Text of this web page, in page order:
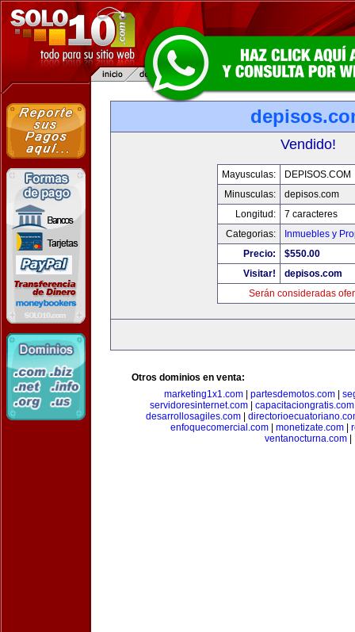
Vendido!
Mayusculas:
DEPISOS.COM
Minusculas:
depisos.com
Longitud:
7 caracteres
Categorias:
Inmuebles y
Precio:
$550.00
Visitar!
depisos.com
Serán consideradas
Otros dominios en venta:
marketing1x1.com| partesdemotos.com|
servidoresinternet.com| capacitaciongratis.com
desarrollosagiles.com
enfoquecomercial.com
monetizate.com
ventanocturna.com